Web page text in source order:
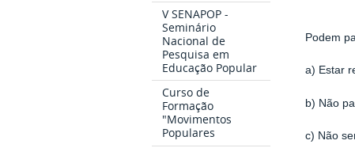
V SENAPOP -
Seminário
Nacional de
Pesquisa em
Educação Popular
Curso de
Formação
"Movimentos
Populares
Podem
a) Estar
b) Não
c) Não